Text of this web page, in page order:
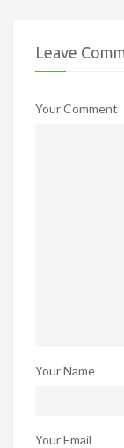
Leave
Your Comment
Your Name
Your Email